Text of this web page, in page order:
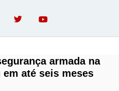
armada na
até seis meses